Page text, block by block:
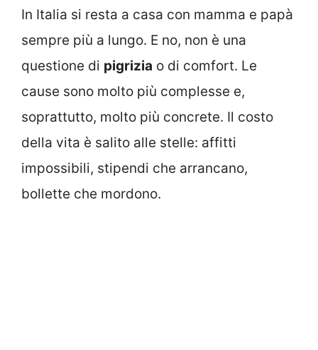
In Italia si resta a casa con mamma e papà
sempre più a lungo. E no, non è una
questione di pigrizia o di comfort. Le
cause sono molto più complesse e,
soprattutto, molto più concrete. Il costo
della vita è salito alle stelle: affitti
impossibili, stipendi che arrancano,
bollette che mordono.